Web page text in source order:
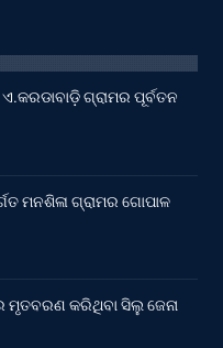
ଗ୍ରାମର ପୂର୍ବତନ
ମନଶିଳା ଗ୍ରାମର ଗୋପାଳ
ମୃତବରଣ କରିଥିବା ସିଲୁ ଜେନା